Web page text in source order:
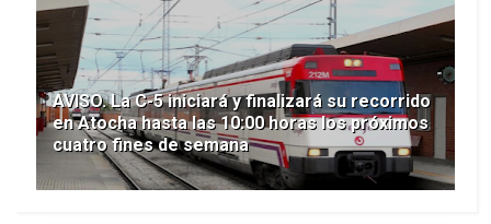
AVISO. La C-5 iniciará y finalizará su recorrido
en Atocha hasta las 10:00 horas los próximos
cuatro fines de semana